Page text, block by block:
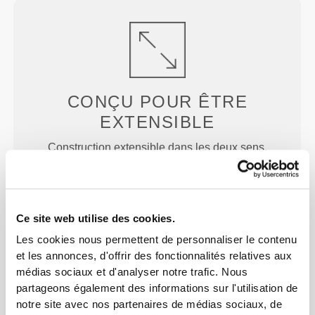
Ce site web utilise des cookies.
Les cookies nous permettent de personnaliser le contenu
et les annonces, d'offrir des fonctionnalités relatives aux
médias sociaux et d'analyser notre trafic. Nous
partageons également des informations sur l'utilisation de
notre site avec nos partenaires de médias sociaux, de
CONÇU POUR ÊTRE
EXTENSIBLE
Construction extensible dans les deux sens,
développée en laboratoire, conçue pour s'adapter
aux accélérations soudaines et aux changements